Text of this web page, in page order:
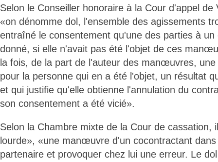
Selon le Conseiller honoraire à la Cour d'appel de
«on dénomme dol, l'ensemble des agissements
entraîné le consentement qu'une des parties à
donné, si elle n'avait pas été l'objet de ces
la fois, de la part de l'auteur des manœuvres,
pour la personne qui en a été l'objet, un résultat
et qui justifie qu'elle obtienne l'annulation du
son consentement a été vicié».
Selon la Chambre mixte de la Cour de cassation,
lourde», «une manœuvre d'un cocontractant
partenaire et provoquer chez lui une erreur. Le